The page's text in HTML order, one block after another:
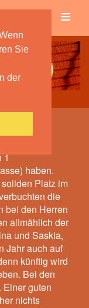
Sie
der
≡
1
haben.
Platz im
die
bei den Herren
allmählich der
und Saskia,
Jahr auch auf
künftig wird
Bei den
guten
nichts